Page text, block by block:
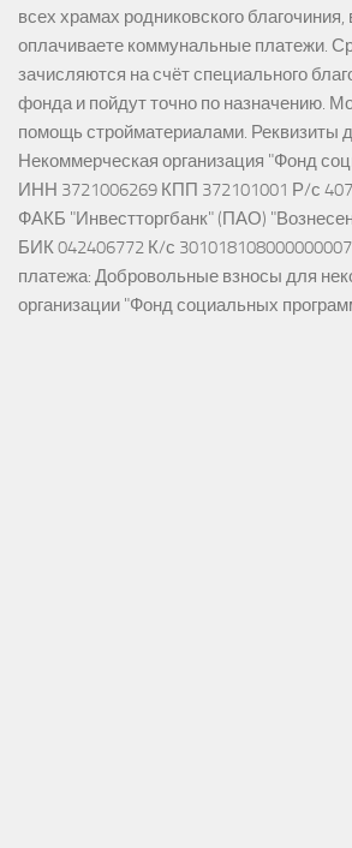
всех храмах родниковского
оплачиваете коммунальные платежи.
зачисляются на счёт специального
фонда и пойдут точно по назначению.
помощь стройматериалами. Реквизиты
Некоммерческая организация "Фонд
ИНН 3721006269 КПП 372101001 Р/с
ФАКБ "Инвестторгбанк" (ПАО)
БИК 042406772 К/с
платежа: Добровольные взносы для
организации "Фонд социальных